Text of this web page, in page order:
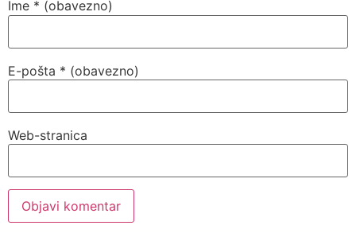
Ime * (obavezno)
E-pošta * (obavezno)
Web-stranica